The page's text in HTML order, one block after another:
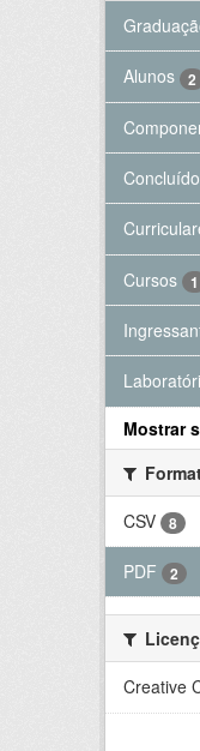
Alunos 2
Cursos 1
Mostrar
CSV
8
PDF 2
Creative